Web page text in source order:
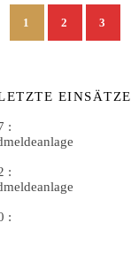
1 2 3
EINSÄTZE
:
:
: